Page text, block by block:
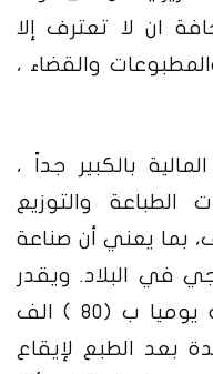
ان لا تعترف إلا
والقضاء ،
بالكبير جداً ،
والتوزيع
بما يعني أن صناعة
في البلاد. ويقدر
يوسف حجم خسارة صحيفته يوميا ب (80 ) الف
بعد الطبع لإيقاع